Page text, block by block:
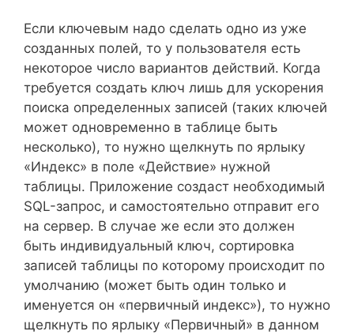
Если ключевым надо сделать одно из уже
созданных полей, то у пользователя есть
некоторое число вариантов действий. Когда
требуется создать ключ лишь для ускорения
поиска определенных записей (таких ключей
может одновременно в таблице быть
несколько), то нужно щелкнуть по ярлыку
«Индекс» в поле «Действие» нужной
таблицы. Приложение создаст необходимый
SQL-запрос, и самостоятельно отправит его
на сервер. В случае же если это должен
быть индивидуальный ключ, сортировка
записей таблицы по которому происходит по
умолчанию (может быть один только и
именуется он «первичный индекс»), то нужно
щелкнуть по ярлыку «Первичный» в данном